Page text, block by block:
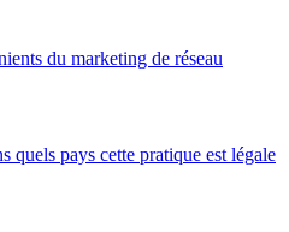
du marketing de réseau
quels pays cette pratique est légale